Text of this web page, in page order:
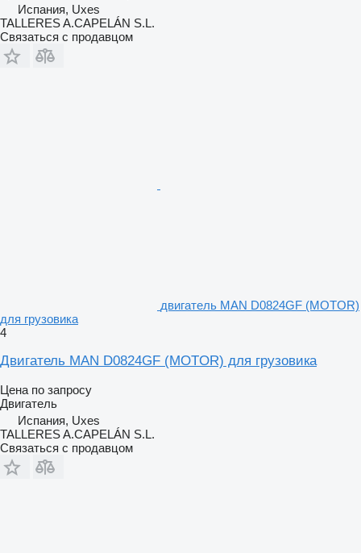
Испания, Uxes
TALLERES A.CAPELÁN S.L.
Связаться с продавцом
двигатель MAN D0824GF (MOTOR)
для грузовика
4
Двигатель MAN D0824GF (MOTOR) для грузовика
Цена по запросу
Двигатель
Испания, Uxes
TALLERES A.CAPELÁN S.L.
Связаться с продавцом